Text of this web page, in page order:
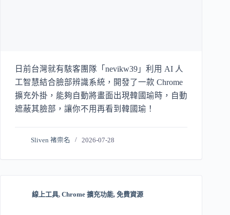
日前台灣就有駭客團隊「nevikw39」利用 AI 人
工智慧結合臉部辨識系統，開發了一款 Chrome
擴充外掛，能夠自動將畫面出現韓國瑜時，自動
遮蔽其臉部，讓你不用再看到韓國瑜！
Sliven 褚崇名 2026-07-28
線上工具, Chrome 擴充功能, 免費資源